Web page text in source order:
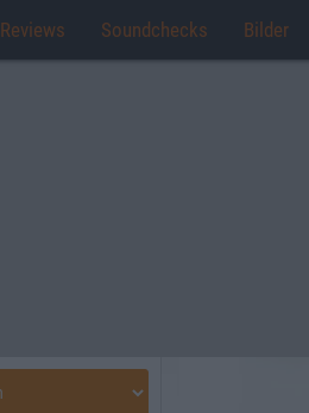
Reviews Soundchecks Bilder